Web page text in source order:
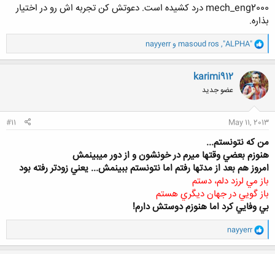
mech_eng2000 درد کشیده است. دعوتش کن تجربه اش رو در اختیار
بذاره.
و
ا
ک
ن
ش
ه
ا
"ALPHA"
,
masoud ros وnayyerr
karimi912
عضو جدید
May 11, 2013
#11
من كه نتونستم...
هنوزم بعضي وقتها ميرم در خونشون و از دور ميبينمش
امروز هم بعد از مدتها رفتم اما نتونستم ببينمش... يعني زودتر رفته بود
باز مي لرزد دلم، دستم
باز گويي در جهان ديگري هستم
بي وفايي كرد اما هنوزم دوستش دارم!
و
ا
ک
nayyerr